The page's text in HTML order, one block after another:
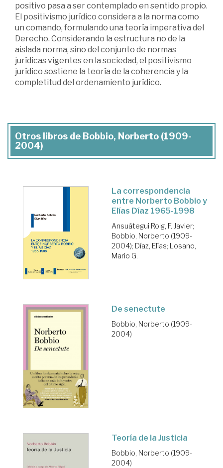
positivo pasa a ser contemplado en sentido propio.
El positivismo jurídico considera a la norma como
un comando, formulando una teoría imperativa del
Derecho. Considerando la estructura no de la
aislada norma, sino del conjunto de normas
jurídicas vigentes en la sociedad, el positivismo
jurídico sostiene la teoría de la coherencia y la
completitud del ordenamiento jurídico.
Otros libros de Bobbio, Norberto (1909-
2004)
La correspondencia
entre Norberto Bobbio y
Elías Díaz 1965-1998
Ansuátegui Roig, F. Javier;
Bobbio, Norberto (1909-
2004); Díaz, Elías; Losano,
Mario G.
De senectute
Bobbio, Norberto (1909-
2004)
Teoría de la Justicia
Bobbio, Norberto (1909-
2004)